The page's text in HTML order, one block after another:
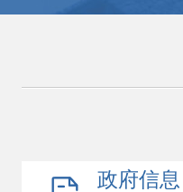
政府信息